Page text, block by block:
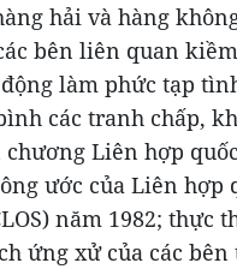
hải và hàng
bên liên quan
làm phức tạp
các tranh chấp,
Liên hợp
ước của Liên hợp
năm 1982; thực
ứng xử của các